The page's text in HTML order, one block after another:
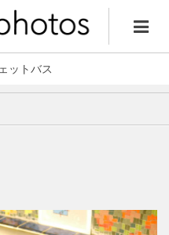
ットバス